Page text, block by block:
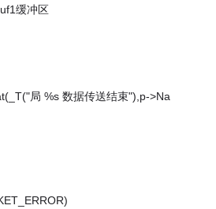
缓冲区
局 %s 数据传送结束"),p->Na